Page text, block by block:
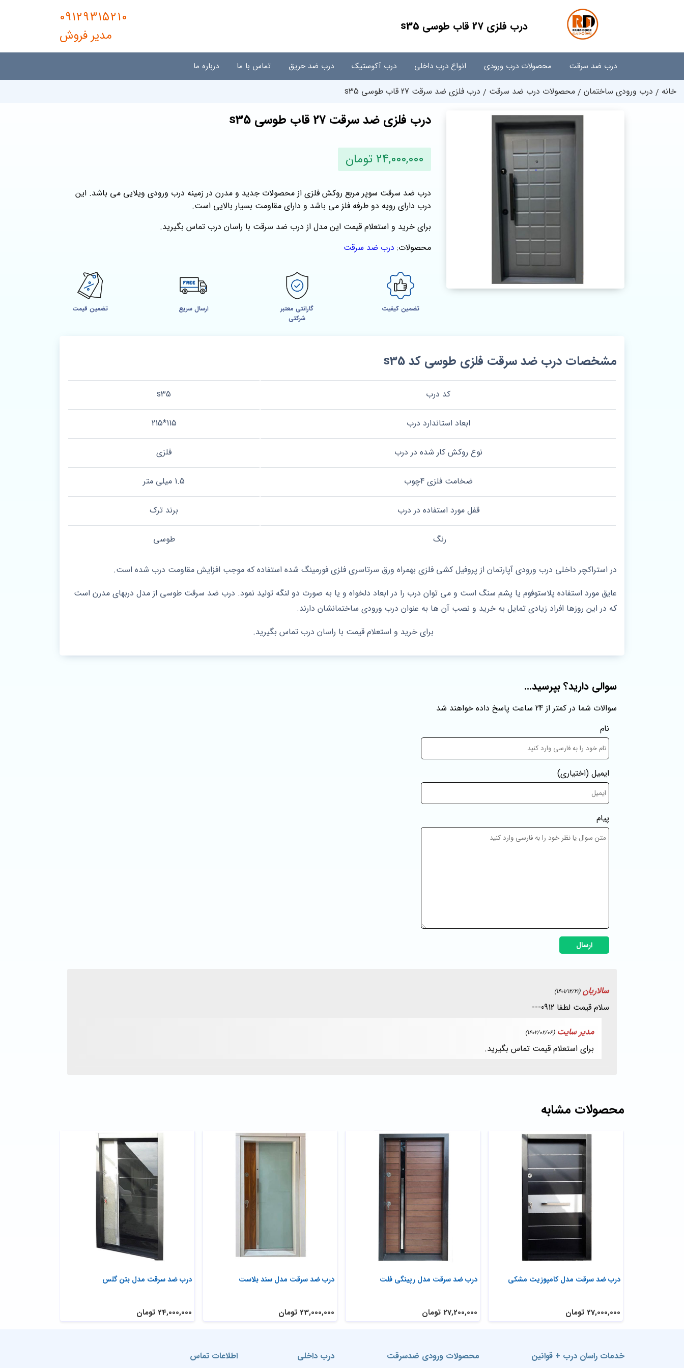
درب فلزی 27 قاب طوسی s35
09129315210
مدیر فروش
درب ضد سرقت محصولات درب ورودی انواع درب داخلی درب آکوستیک درب ضد حریق تماس با ما درباره ما
خانه درب ورودی ساختمان محصولات درب ضد سرقت درب فلزی ضد سرقت 27 قاب طوسی s35
درب فلزی ضد سرقت 27 قاب طوسی s35
24,000,000 تومان
درب ضد سرقت سوپر مربع روکش فلزی از محصولات جدید و مدرن در زمینه درب ورودی ویلایی می باشد. این
درب دارای رویه دو طرفه فلز می باشد و دارای مقاومت بسیار بالایی است.
برای خرید و استعلام قیمت این مدل از درب ضد سرقت با راسان درب تماس بگیرید.
محصولات: درب ضد سرقت
تضمین کیفیت
گارانتی معتبر
شرکتی
ارسال سریع تضمین قیمت
مشخصات درب ضد سرقت فلزی طوسی کد s35
کد درب s35
ابعاد استاندارد درب 115*215
نوع روکش کار شده در درب فلزی
ضخامت فلزی 4چوب 1.5 میلی متر
قفل مورد استفاده در درب برند ترک
رنگ طوسی
در استراکچر داخلی درب ورودی آپارتمان از پروفیل کشی فلزی بهمراه ورق سرتاسری فلزی فورمینگ شده استفاده که موجب افزایش مقاومت درب شده است.
عایق مورد استفاده پلاستوفوم یا پشم سنگ است و می توان درب را در ابعاد دلخواه و یا به صورت دو لنگه تولید نمود. درب ضد سرقت طوسی از مدل دربهای مدرن است
که در این روزها افراد زیادی تمایل به خرید و نصب آن ها به عنوان درب ورودی ساختمانشان دارند.
برای خرید و استعلام قیمت با راسان درب تماس بگیرید.
سوالی دارید؟ بپرسید...
سوالات شما در کمتر از 24 ساعت پاسخ داده خواهند شد
نام
ایمیل (اختیاری)
پیام
ارسال
سالاریان (1401/12/21)
سلام قیمت لطفا 0912---
مدیر سایت (1402/02/06)
برای استعلام قیمت تماس بگیرید.
محصولات مشابه
درب ضد سرقت مدل بتن گلس
24,000,000 تومان
درب ضد سرقت مدل سند بلاست
23,000,000 تومان
درب ضد سرقت مدل رپینگی فلت
27,200,000 تومان
درب ضد سرقت مدل کامپوزیت مشکی
27,000,000 تومان
خدمات راسان درب + قوانین محصولات ورودی ضدسرقت درب داخلی اطلاعات تماس